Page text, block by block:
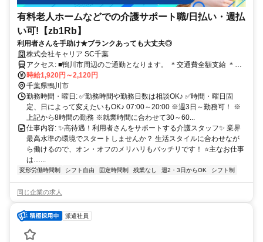
有料老人ホームなどでの介護サポート職/日払い・週払
い可!【zb1Rb】
利用者さんを手助け★ブランクあっても大丈夫◎
株式会社キャリア SC千葉
アクセス: ■鴨川市周辺のご通勤となります。 ＊交通費全額支給 ＊車
通勤・バイク通勤OK（ガソリン代支給） ＊自転車通勤OK
時給1,920円～2,120円
千葉県鴨川市
勤務時間・曜日: ✅勤務時間や勤務日数は相談OK♪ ✅時間・曜日固
定、日によって変えたいもOK♪ 07:00～20:00 ※週3日～勤務可！ ※
上記から8時間の勤務 ※就業時間に合わせて30～60...
仕事内容: ✨高待遇！利用者さんをサポートする介護スタッフ✨ 業界
最高水準の環境でスタートしませんか？ 生活スタイルに合わせなが
ら働けるので、オン・オフのメリハリもバッチリです！ ⭐主なお仕事
は…...
変形労働時間制 シフト自由 固定時間制 残業なし 週2・3日からOK シフト制
同じ企業の求人
派遣社員